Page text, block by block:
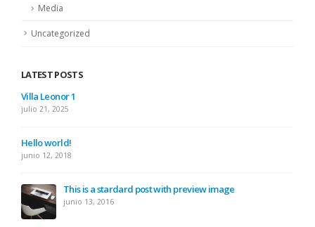
Media
Uncategorized
LATEST POSTS
This is a stardard slider gallery post
junio 13, 2016
This is a standard image gallery thumbs post
This is a standard embedded video post